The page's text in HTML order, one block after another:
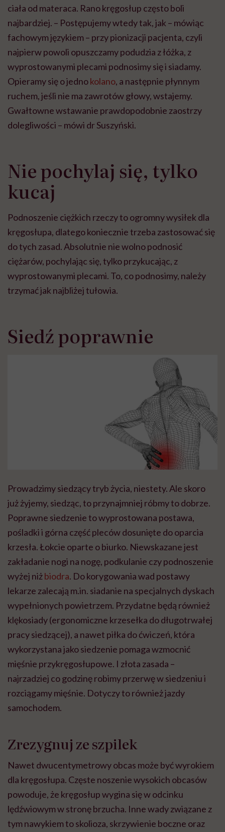
ciała od materaca. Rano kręgosłup często boli
najbardziej. – Postępujemy wtedy tak, jak – mówiąc
fachowym językiem – przy pionizacji pacjenta, czyli
najpierw powoli opuszczamy podudzia z łóżka, z
wyprostowanymi plecami podnosimy się i siadamy.
Opieramy się o jednokolano, a następnie płynnym
ruchem, jeśli nie ma zawrotów głowy, wstajemy.
Gwałtowne wstawanie prawdopodobnie zaostrzy
dolegliwości – mówi dr Suszyński.
Nie pochylaj się, tylko
kucaj
Podnoszenie ciężkich rzeczy to ogromny wysiłek dla
kręgosłupa, dlatego koniecznie trzeba zastosować się
do tych zasad. Absolutnie nie wolno podnosić
ciężarów, pochylając się, tylko przykucając, z
wyprostowanymi plecami. To, co podnosimy, należy
trzymać jak najbliżej tułowia.
Siedź poprawnie
Prowadzimy siedzący tryb życia, niestety. Ale skoro
już żyjemy, siedząc, to przynajmniej róbmy to dobrze.
Poprawne siedzenie to wyprostowana postawa,
pośladki i górna część pleców dosunięte do oparcia
krzesła. Łokcie oparte o biurko. Niewskazane jest
zakładanie nogi na nogę, podkulanie czy podnoszenie
wyżej niżbiodra. Do korygowania wad postawy
lekarze zalecają m.in. siadanie na specjalnych dyskach
wypełnionych powietrzem. Przydatne będą również
klękosiady (ergonomiczne krzesełka do długotrwałej
pracy siedzącej), a nawet piłka do ćwiczeń, która
wykorzystana jako siedzenie pomaga wzmocnić
mięśnie przykręgosłupowe. I złota zasada –
najrzadziej co godzinę robimy przerwę w siedzeniu i
rozciągamy mięśnie. Dotyczy to również jazdy
samochodem.
Zrezygnuj ze szpilek
Nawet dwucentymetrowy obcas może być wyrokiem
dla kręgosłupa. Częste noszenie wysokich obcasów
powoduje, że kręgosłup wygina się w odcinku
lędźwiowym w stronę brzucha. Inne wady związane z
tym nawykiem to skolioza, skrzywienie boczne oraz